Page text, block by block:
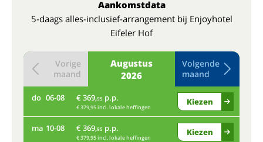
Aankomstdata
5-daags alles-inclusief-arrangement bij Enjoyhotel
Eifeler Hof
Augustus
2026
Vorige
maand
Volgende
maand
do 06-08 € 369,95 p.p.
€ 379,95 incl. lokale heffingen
Kiezen
ma 10-08 € 369,95 p.p.
€ 379,95 incl. lokale heffingen
Kiezen